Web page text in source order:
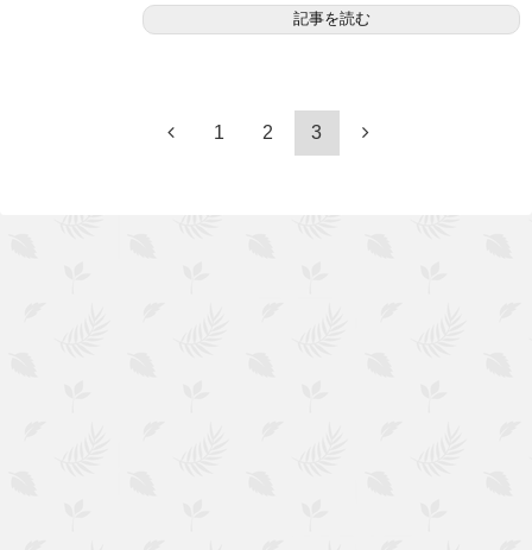
記事を読む
1 2 3